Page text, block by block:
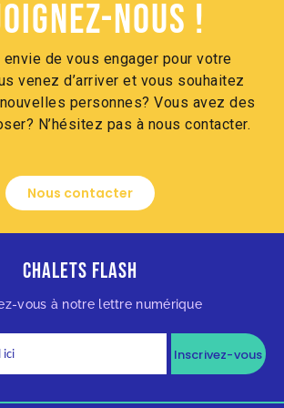
nous !
de vous engager pour votre
venez d’arriver et vous souhaitez
personnes? Vous avez des
N’hésitez pas à nous contacter.
Nous contacter
Chalets Flash
vous à notre lettre numérique
Inscrivez-vous